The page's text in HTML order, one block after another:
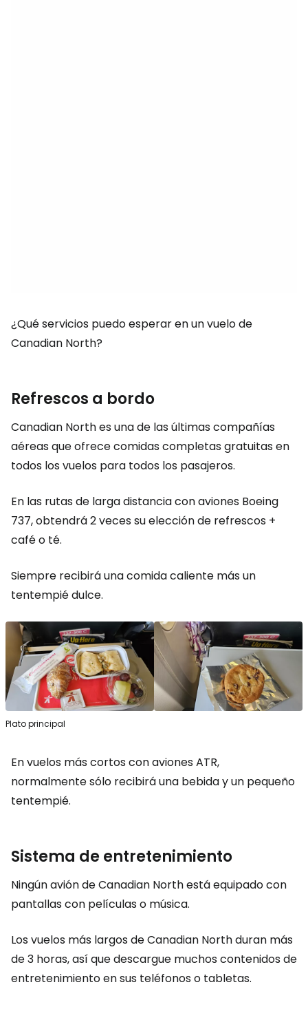
¿Qué servicios puedo esperar en un vuelo de
Canadian North?
Refrescos a bordo
Canadian North es una de las últimas compañías
aéreas que ofrece comidas completas gratuitas en
todos los vuelos para todos los pasajeros.
En las rutas de larga distancia con aviones Boeing
737, obtendrá 2 veces su elección de refrescos +
café o té.
Siempre recibirá una comida caliente más un
tentempié dulce.
Plato principal
En vuelos más cortos con aviones ATR,
normalmente sólo recibirá una bebida y un pequeño
tentempié.
Sistema de entretenimiento
Ningún avión de Canadian North está equipado con
pantallas con películas o música.
Los vuelos más largos de Canadian North duran más
de 3 horas, así que descargue muchos contenidos de
entretenimiento en sus teléfonos o tabletas.